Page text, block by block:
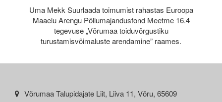
Uma Mekk Suurlaada toimumist rahastas Euroopa
Maaelu Arengu Põllumajandusfond Meetme 16.4
tegevuse „Võrumaa toiduvõrgustiku
turustamisvõimaluste arendamine” raames.
Võrumaa Talupidajate Liit, Liiva 11, Võru, 65609